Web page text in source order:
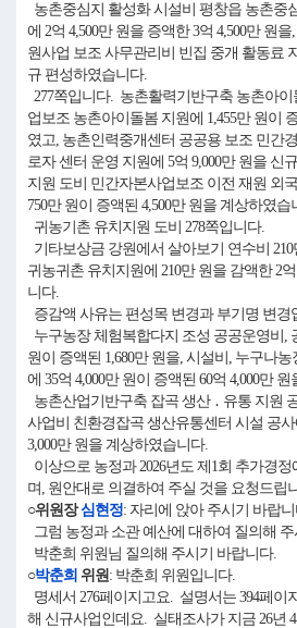
농촌중심지 활성화 시설비 평창읍 농촌중
에 2억 4,500만 원을 증액한 3억 4,500만 원
원사업 보조 사무관리비 빈집 중개 활동료
규 편성하였습니다.
277쪽입니다. 농촌활력기반구축 농촌아
업보조 농촌아이돌봄 지원에 1,455만 원이
였고, 농촌인력중개센터 공공용 보조 민간
로자 센터 운영 지원에 5억 9,000만 원을 신
지원 도비 민간자본사업보조 이전 재원 외
750만 원이 증액된 4,500만 원을 계상하였습
귀농기촌 유치지원 도비 278쪽입니다.
기타보상금 강원에서 살아보기 연수비
귀농귀촌 유치지원에 210만 원을 감액한 2
니다.
증감액 사유는 편성목 변경과 부기명 변경
누구농장 체험복합다지 조성 공공운영비,
원이 증액된 1,680만 원을, 시설비, 누구나
에 35억 4,000만 원이 증액된 60억 4,000만
농촌산업기반구축 잡곡 생산 ․ 유통 지원
사업비 친환경잡곡 생산유통센터 시설 공사
3,000만 원을 계상하였습니다.
이상으로 농정과 2026년도 제1회 추가경
며, 원안대로 의결하여 주실 것을 요청드립
○위원장심현정: 자리에 앉아 주시기 바랍
그럼 농정과 소관 예산에 대하여 질의해
박춘희 위원님 질의해 주시기 바랍니다.
○박춘희 위원: 박춘희 위원입니다.
명세서 276페이지고요. 설명서는 394페이
해 신규사업인데요. 실태조사가 지금 26년